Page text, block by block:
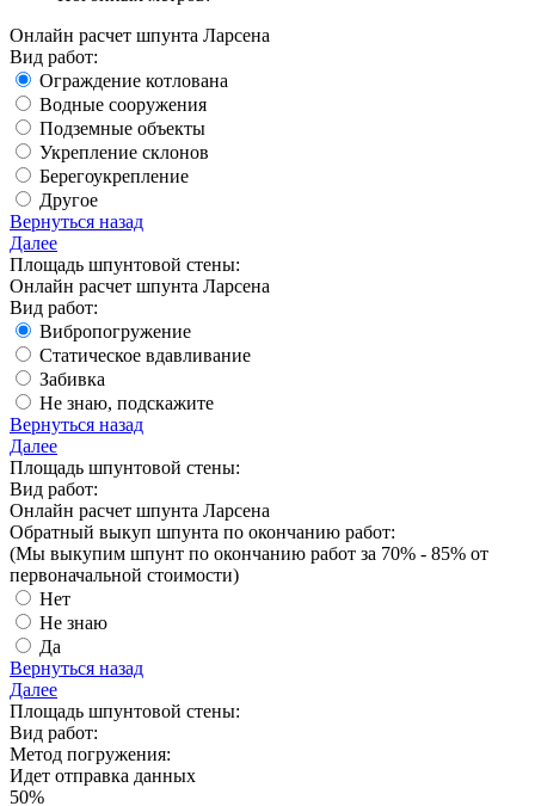
Онлайн расчет шпунта Ларсена
Вид работ:
Ограждение котлована
Водные сооружения
Подземные объекты
Укрепление склонов
Берегоукрепление
Другое
Вернуться назад
Далее
Площадь шпунтовой стены:
Онлайн расчет шпунта Ларсена
Вид работ:
Вибропогружение
Статическое вдавливание
Забивка
Не знаю, подскажите
Вернуться назад
Далее
Площадь шпунтовой стены:
Вид работ:
Онлайн расчет шпунта Ларсена
Обратный выкуп шпунта по окончанию работ:
(Мы выкупим шпунт по окончанию работ за 70% - 85% от
первоначальной стоимости)
Нет
Не знаю
Да
Вернуться назад
Далее
Площадь шпунтовой стены:
Вид работ:
Метод погружения:
Идет отправка данных
50%